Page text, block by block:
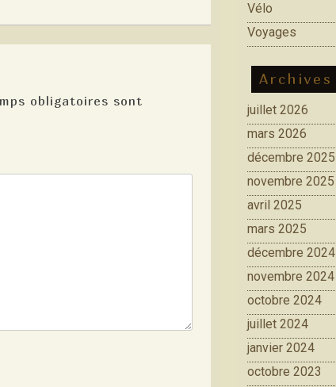
obligatoires sont
Vélo
Voyages
Archives
juillet 2026
mars 2026
décembre 2025
novembre 2025
avril 2025
mars 2025
décembre 2024
novembre 2024
octobre 2024
juillet 2024
janvier 2024
octobre 2023